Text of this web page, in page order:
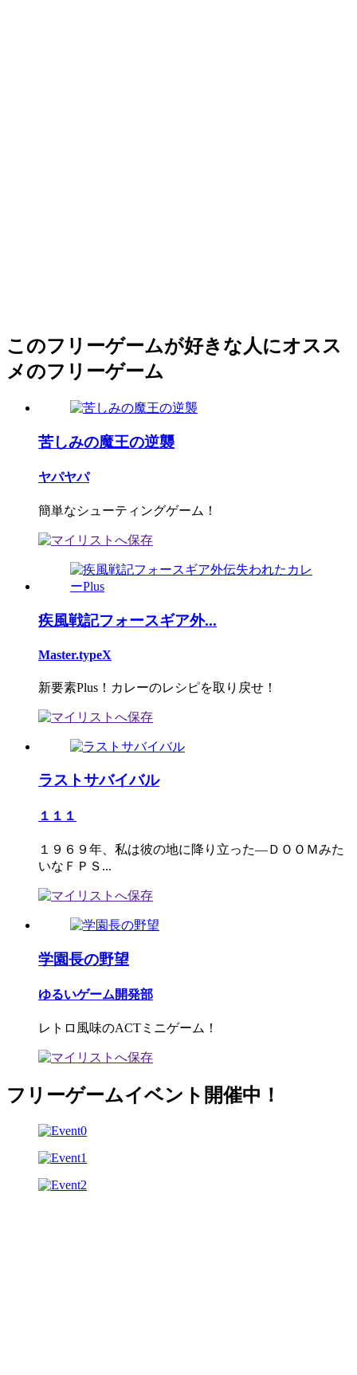
このフリーゲームが好きな人にオスス
メのフリーゲーム
苦しみの魔王の逆襲
ヤパヤパ
簡単なシューティングゲーム！
疾風戦記フォースギア外...
Master.typeX
新要素Plus！カレーのレシピを取り戻せ！
ラストサバイバル
１１１
１９６９年、私は彼の地に降り立った―ＤＯＯＭみた
いなＦＰＳ...
学園長の野望
ゆるいゲーム開発部
レトロ風味のACTミニゲーム！
フリーゲームイベント開催中！